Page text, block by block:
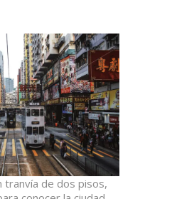
tranvía de dos pisos,